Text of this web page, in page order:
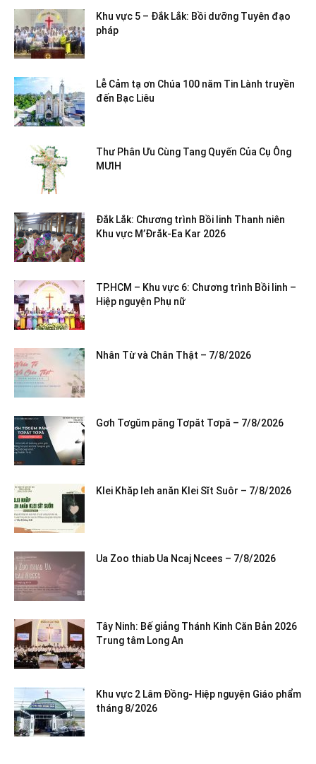
Khu vực 5 – Đắk Lắk: Bồi dưỡng Tuyên đạo
pháp
Lễ Cảm tạ ơn Chúa 100 năm Tin Lành truyền
đến Bạc Liêu
Thư Phân Ưu Cùng Tang Quyến Của Cụ Ông
MƯIH
Đắk Lắk: Chương trình Bồi linh Thanh niên
Khu vực M’Đrắk-Ea Kar 2026
TP.HCM – Khu vực 6: Chương trình Bồi linh –
Hiệp nguyện Phụ nữ
Nhân Từ và Chân Thật – 7/8/2026
Gơh Tơgŭm păng Tơpăt Tơpă – 7/8/2026
Klei Khăp leh anăn Klei Sĭt Suôr – 7/8/2026
Ua Zoo thiab Ua Ncaj Ncees – 7/8/2026
Tây Ninh: Bế giảng Thánh Kinh Căn Bản 2026
Trung tâm Long An
Khu vực 2 Lâm Đồng- Hiệp nguyện Giáo phẩm
tháng 8/2026